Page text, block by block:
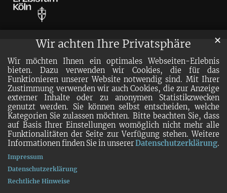
Wir achten Ihre Privatsphäre
Wir möchten Ihnen ein optimales Webseiten-Erlebnis
bieten. Dazu verwenden wir Cookies, die für das
Funktionieren unserer Website notwendig sind. Mit Ihrer
Zustimmung verwenden wir auch Cookies, die zur Anzeige
externer Inhalte oder zu anonymen Statistikzwecken
genutzt werden. Sie können selbst entscheiden, welche
Kategorien Sie zulassen möchten. Bitte beachten Sie, dass
auf Basis Ihrer Einstellungen womöglich nicht mehr alle
Funktionalitäten der Seite zur Verfügung stehen. Weitere
Informationen finden Sie in unsererDatenschutzerklärung.
✕
Impressum
Datenschutzerklärung
Rechtliche Hinweise